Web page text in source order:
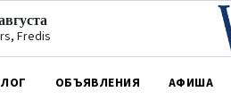
Fredis
ОБЪЯВЛЕНИЯ АФИША